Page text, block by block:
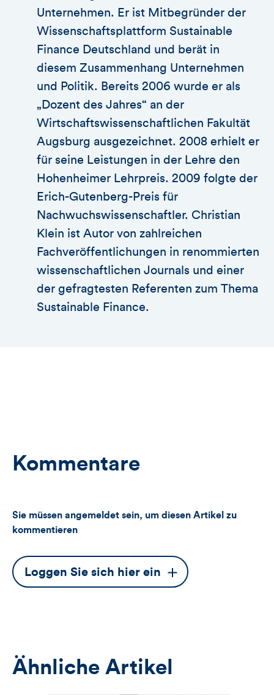
Unternehmen. Er ist Mitbegründer der
Wissenschaftsplattform Sustainable
Finance Deutschland und berät in
diesem Zusammenhang Unternehmen
und Politik. Bereits 2006 wurde er als
„Dozent des Jahres“ an der
Wirtschaftswissenschaftlichen Fakultät
Augsburg ausgezeichnet. 2008 erhielt er
für seine Leistungen in der Lehre den
Hohenheimer Lehrpreis. 2009 folgte der
Erich-Gutenberg-Preis für
Nachwuchswissenschaftler. Christian
Klein ist Autor von zahlreichen
Fachveröffentlichungen in renommierten
wissenschaftlichen Journals und einer
der gefragtesten Referenten zum Thema
Sustainable Finance.
Kommentare
Sie müssen angemeldet sein, um diesen Artikel zu
kommentieren
Dieser
Button
Loggen Sie sich hier ein
Ähnliche Artikel